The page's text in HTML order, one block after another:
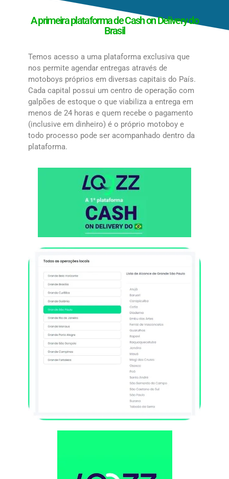
A primeira plataforma de Cash on Delivery do
Brasil
Temos acesso a uma plataforma exclusiva que
nos permite agendar entregas através de
motoboys próprios em diversas capitais do País.
Cada capital possui um centro de operação com
galpões de estoque o que viabiliza a entrega em
menos de 24 horas e quem recebe o pagamento
(inclusive em dinheiro) é o próprio motoboy e
todo processo pode ser acompanhado dentro da
plataforma.